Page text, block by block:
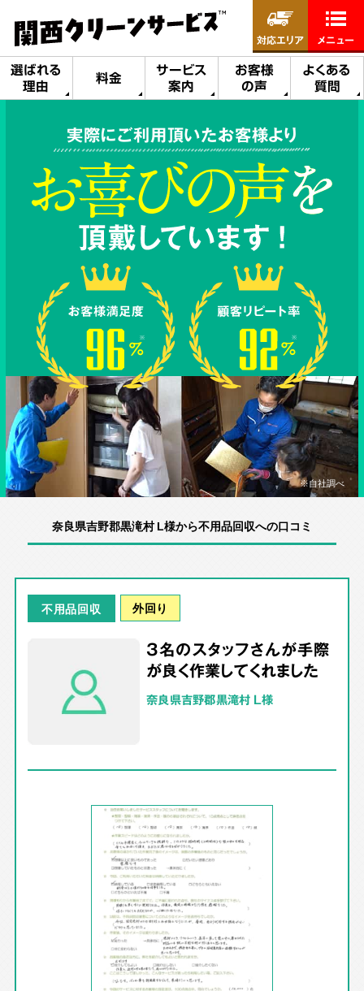
選ばれる
理由
料金
サービス
案内
お客様
の声
よくある
質問
対応エリア メニュー
実際にご利用頂いたお客様より
※自社調べ
奈良県吉野郡黒滝村 L様から不用品回収への口コミ
不用品回収 外回り
3名のスタッフさんが手際
が良く作業してくれました
奈良県吉野郡黒滝村 L様